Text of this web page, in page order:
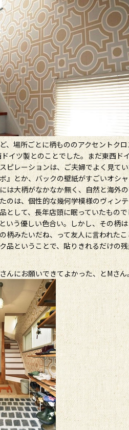
、場所ごとに柄もののアクセントク
イツ製とのことでした。まだ東西ド
ピレーションは、ご夫婦でよく見て
』とか、バックの壁紙がすごいオシ
は大柄がなかなか無く、自然と海外
のは、個性的な幾何学模様のヴィンテ
として、長年店頭に眠っていたもので
いう優しい色合い。しかし、その柄
柄みたいだね、って友人に言われた
ク品ということで、貼りきれるだけ
んにお願いできてよかった、とMさん